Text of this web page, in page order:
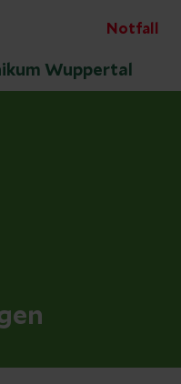
Notfall
Wuppertal